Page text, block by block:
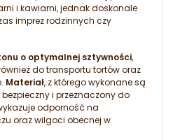
i kawiarni, jednak doskonale
imprez rodzinnych czy
o optymalnej sztywności,
do transportu tortów oraz
Materiał, z którego wykonane są
i przeznaczony do
odporność na
oraz wilgoci obecnej w